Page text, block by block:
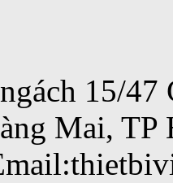
15/47
Mai, TP